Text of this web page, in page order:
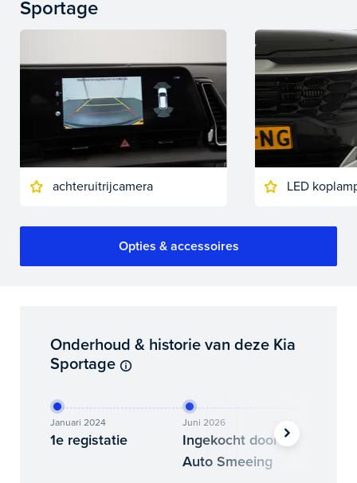
Sportage
achteruitrijcamera LED
Opties & accessoires
Onderhoud & historie van deze Kia
Sportage
Januari 2024
1e registatie
Juni 2026
Ingekocht door
Auto Smeeing